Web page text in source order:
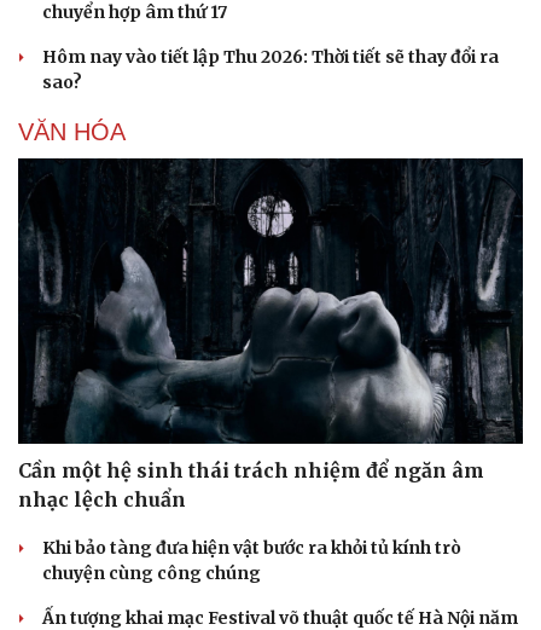
chuyển hợp âm thứ 17
Hôm nay vào tiết lập Thu 2026: Thời tiết sẽ thay đổi ra
sao?
VĂN HÓA
Cần một hệ sinh thái trách nhiệm để ngăn âm
nhạc lệch chuẩn
Khi bảo tàng đưa hiện vật bước ra khỏi tủ kính trò
chuyện cùng công chúng
Ấn tượng khai mạc Festival võ thuật quốc tế Hà Nội năm